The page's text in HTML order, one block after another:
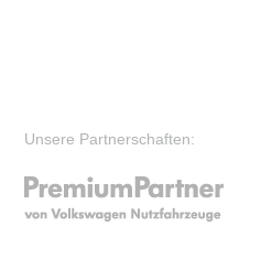
Unsere Partnerschaften: